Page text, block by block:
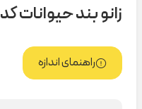
زانو بند حیوانات کد H000271
راهنمای اندازه